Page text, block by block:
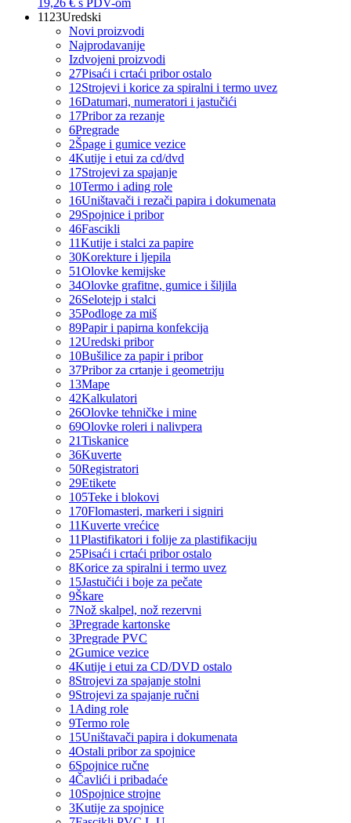
19,26 € s PDV-om
1123Uredski
Novi proizvodi
Najprodavanije
Izdvojeni proizvodi
27Pisaći i crtaći pribor ostalo
12Strojevi i korice za spiralni i termo uvez
16Datumari, numeratori i jastučići
17Pribor za rezanje
6Pregrade
2Špage i gumice vezice
4Kutije i etui za cd/dvd
17Strojevi za spajanje
10Termo i ading role
16Uništavači i rezači papira i dokumenata
29Spojnice i pribor
46Fascikli
11Kutije i stalci za papire
30Korekture i ljepila
51Olovke kemijske
34Olovke grafitne, gumice i šiljila
26Selotejp i stalci
35Podloge za miš
89Papir i papirna konfekcija
12Uredski pribor
10Bušilice za papir i pribor
37Pribor za crtanje i geometriju
13Mape
42Kalkulatori
26Olovke tehničke i mine
69Olovke roleri i nalivpera
21Tiskanice
36Kuverte
50Registratori
29Etikete
105Teke i blokovi
170Flomasteri, markeri i signiri
11Kuverte vrećice
11Plastifikatori i folije za plastifikaciju
25Pisaći i crtaći pribor ostalo
8Korice za spiralni i termo uvez
15Jastučići i boje za pečate
9Škare
7Nož skalpel, nož rezervni
3Pregrade kartonske
3Pregrade PVC
2Gumice vezice
4Kutije i etui za CD/DVD ostalo
8Strojevi za spajanje stolni
9Strojevi za spajanje ručni
1 Ading role
9Termo role
15Uništavači papira i dokumenata
4Ostali pribor za spojnice
6Spojnice ručne
4Čavlići i pribadaće
10Spojnice strojne
3Kutije za spojnice